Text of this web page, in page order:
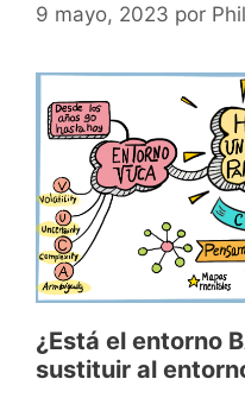
9 mayo, 2023 por
¿Está el entorno
sustituir al